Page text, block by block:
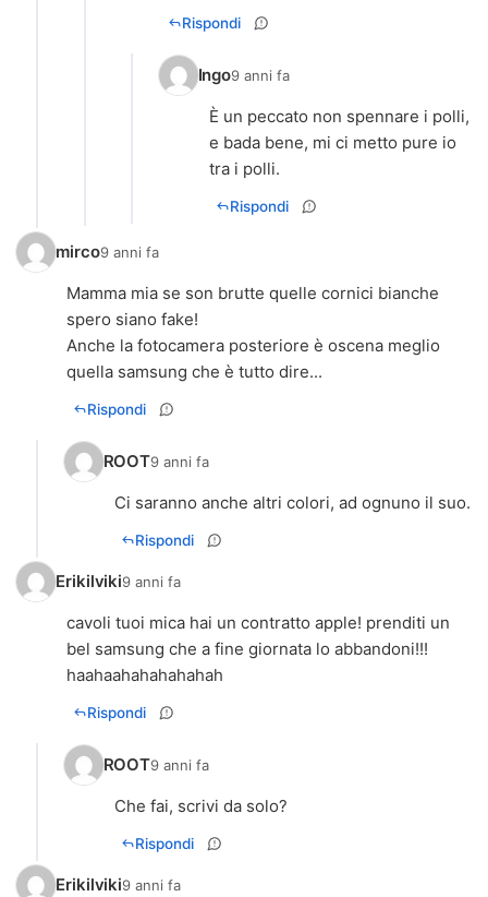
Rispondi
Ingo9 anni fa
È un peccato non spennare i polli,
e bada bene, mi ci metto pure io
tra i polli.
Rispondi
mirco9 anni fa
Mamma mia se son brutte quelle cornici bianche
spero siano fake!
Anche la fotocamera posteriore è oscena meglio
quella samsung che è tutto dire...
Rispondi
ROOT9 anni fa
Ci saranno anche altri colori, ad ognuno il suo.
Rispondi
Erikilviki9 anni fa
cavoli tuoi mica hai un contratto apple! prenditi un
bel samsung che a fine giornata lo abbandoni!!!
haahaahahahahahah
Rispondi
ROOT9 anni fa
Che fai, scrivi da solo?
Rispondi
Erikilviki9 anni fa